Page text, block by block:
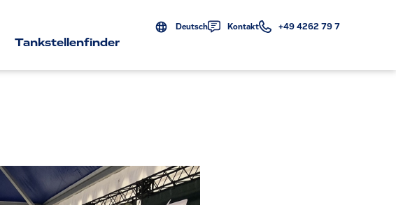
Deutsch Kontakt +49 4262 79 7
Tankstellenfinder